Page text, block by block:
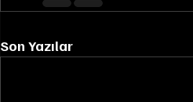
Son Yazılar